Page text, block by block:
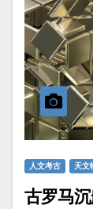
人文考古 天文
古罗马